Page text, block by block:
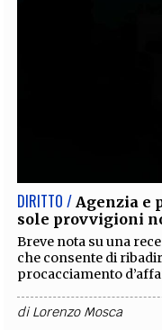
DIRITTO / Agenzia e
sole provvigioni
Breve nota su una
che consente di
procacciamento
diLorenzo Mosca